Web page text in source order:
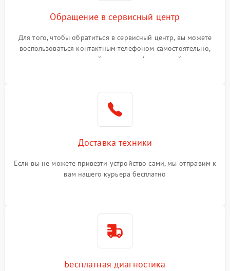
Обращение в сервисный центр
Для того, чтобы обратиться в сервисный центр, вы можете
воспользоваться контактным телефоном самостоятельно,
или оставить свой номер телефона на сайте
Доставка техники
Если вы не можете привезти устройство сами, мы отправим к
вам нашего курьера бесплатно
Бесплатная диагностика